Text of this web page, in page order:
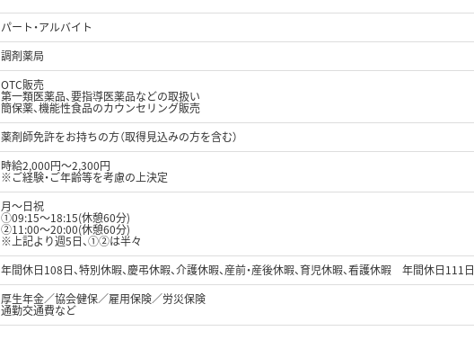
パート・アルバイト
調剤薬局
OTC販売
第一類医薬品、要指導医薬品などの取扱い
簡保薬、機能性食品のカウンセリング販売
薬剤師免許をお持ちの方（取得見込みの方を含む）
時給2,000円～2,300円
※ご経験・ご年齢等を考慮の上決定
月～日祝
①09:15～18:15(休憩60分)
②11:00～20:00(休憩60分)
※上記より週5日、①②は半々
年間休日108日、特別休暇、慶弔休暇、介護休暇、産前・産後休暇、育児休暇、看護休暇 年間休日111日
厚生年金／協会健保／雇用保険／労災保険
通勤交通費など